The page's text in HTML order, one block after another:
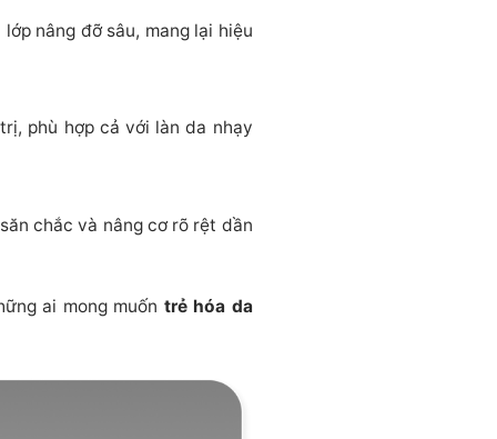
nâng đỡ sâu, mang lại hiệu
phù hợp cả với làn da nhạy
chắc và nâng cơ rõ rệt dần
ai mong muốn trẻ hóa da